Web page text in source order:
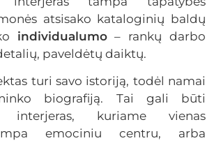
atsisako kataloginių baldų
individualumo– rankų darbo
paveldėtų daiktų.
turi savo istoriją, todėl namai
biografiją. Tai gali būti
interjeras, kuriame vienas
emociniu centru, arba